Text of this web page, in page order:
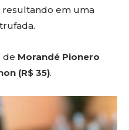
resultando em uma
de Morandé Pionero
(R$ 35).